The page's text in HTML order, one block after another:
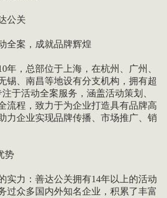
公关
全案，成就品牌辉煌
年，总部位于上海，在杭州、广州、
锡、南昌等地设有分支机构，拥有超
于活动全案服务，涵盖活动策划、
流程，致力于为企业打造具有品牌高
力企业实现品牌传播、市场推广、销
势
实力：善达公关拥有14年以上的活动
过众多国内外知名企业，积累了丰富